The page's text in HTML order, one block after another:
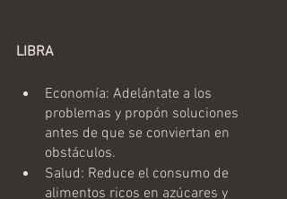
LIBRA
Economía: Adelántate a los
problemas y propón soluciones
antes de que se conviertan en
obstáculos.
Salud: Reduce el consumo de
alimentos ricos en azúcares y